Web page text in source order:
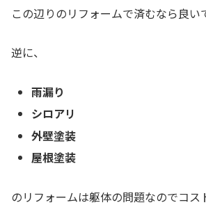
この辺りのリフォームで済むなら良い
逆に、
雨漏り
シロアリ
外壁塗装
屋根塗装
のリフォームは躯体の問題なのでコス